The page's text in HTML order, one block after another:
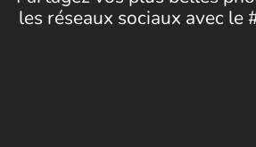
les réseaux sociaux avec le